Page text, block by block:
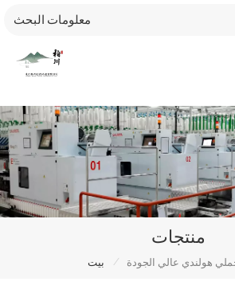
منتجات
بيت / هولندي عالي الجودة